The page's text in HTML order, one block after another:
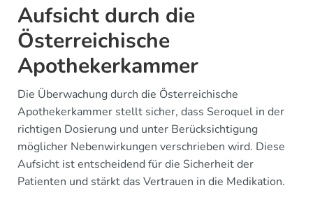
Aufsicht durch die
Österreichische
Apothekerkammer
Die Überwachung durch die Österreichische
Apothekerkammer stellt sicher, dass Seroquel in der
richtigen Dosierung und unter Berücksichtigung
möglicher Nebenwirkungen verschrieben wird. Diese
Aufsicht ist entscheidend für die Sicherheit der
Patienten und stärkt das Vertrauen in die Medikation.